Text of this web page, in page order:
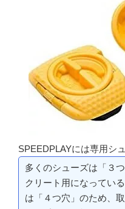
SPEEDPLAYには専用シ
多くのシューズは「３
クリート用になってい
は「４つ穴」のため、